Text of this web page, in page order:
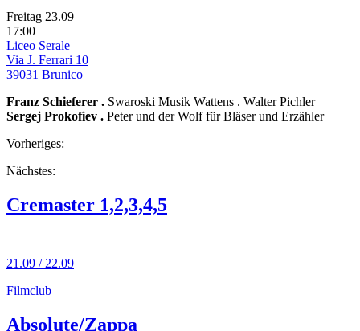
Freitag 23.09
17:00
Liceo Serale
Via J. Ferrari 10
39031 Brunico
Franz Schieferer . Swaroski Musik Wattens . Walter Pichler
Sergej Prokofiev . Peter und der Wolf für Bläser und Erzähler
Vorheriges:
Nächstes:
Cremaster 1,2,3,4,5
21.09 / 22.09
Filmclub
Absolute/Zappa